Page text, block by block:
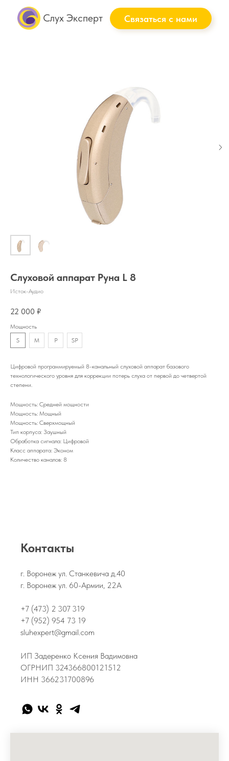
Связаться с нами
Слух Эксперт
Слуховой аппарат Руна L 8
Исток-Аудио
22 000 ₽
Мощность
S
M P SP
Цифровой программируемый 8-канальный слуховой аппарат базового
технологического уровня для коррекции потерь слуха от первой до четвертой
степени.
Мощность: Средней мощности
Мощность: Мощный
Мощность: Сверхмощный
Тип корпуса: Заушный
Обработка сигнала: Цифровой
Класс аппарата: Эконом
Количество каналов: 8
Контакты
г. Воронеж ул. Станкевича д.40
г. Воронеж ул. 60-Армии, 22А
+7 (473) 2 307 319
+7 (952) 954 73 19
sluhexpert@gmail.com
ИП Задеренко Ксения Вадимовна
ОГРНИП 324366800121512
ИНН 366231700896